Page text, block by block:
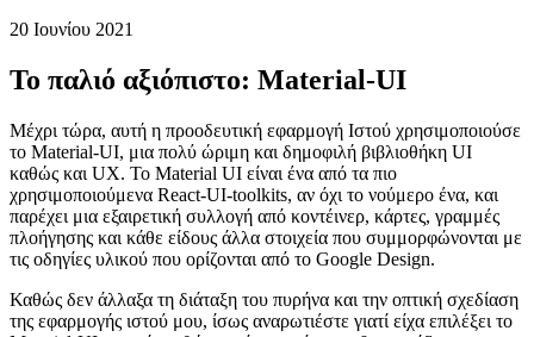
Μελέτη περίπτωσης σχετικά με την αντικατάσταση του Material-UI
20 Ιουνίου 2021
Το παλιό αξιόπιστο: Material-UI
Μέχρι τώρα, αυτή η προοδευτική εφαρμογή Ιστού χρησιμοποιούσε
το Material-UI, μια πολύ ώριμη και δημοφιλή βιβλιοθήκη UI
καθώς και UX. Το Material UI είναι ένα από τα πιο
χρησιμοποιούμενα React-UI-toolkits, αν όχι το νούμερο ένα, και
πλοήγησης και κάθε είδους άλλα στοιχεία που συμμορφώνονται με
τις οδηγίες υλικού που ορίζονται από το Google Design.